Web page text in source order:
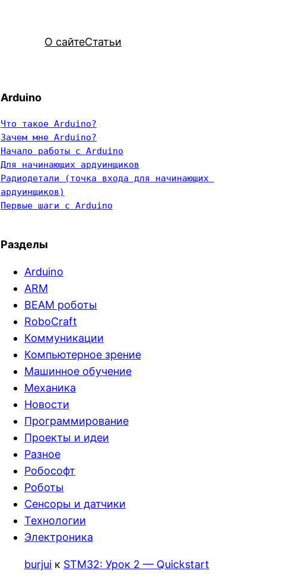
О сайтеСтатьи
Arduino
Что такое Arduino?
Зачем мне Arduino?
Начало работы с Arduino
Для начинающих ардуинщиков
Радиодетали (точка входа для начинающих
ардуинщиков)
Первые шаги с Arduino
Разделы
Arduino
ARM
BEAM роботы
RoboCraft
Коммуникации
Компьютерное зрение
Машинное обучение
Механика
Новости
Программирование
Проекты и идеи
Разное
Робософт
Роботы
Сенсоры и датчики
Технологии
Электроника
burjuiк STM32: Урок 2 — Quickstart